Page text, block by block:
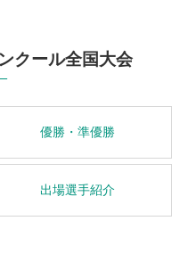
クール全国大会
優勝・準優勝
出場選手紹介